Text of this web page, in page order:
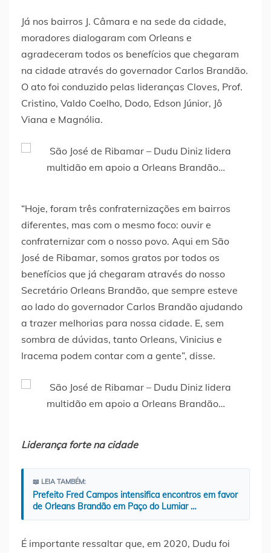
Já nos bairros J. Câmara e na sede da cidade,
moradores dialogaram com Orleans e
agradeceram todos os benefícios que chegaram
na cidade através do governador Carlos Brandão.
O ato foi conduzido pelas lideranças Cloves, Prof.
Cristino, Valdo Coelho, Dodo, Edson Júnior, Jô
Viana e Magnólia.
“Hoje, foram três confraternizações em bairros
diferentes, mas com o mesmo foco: ouvir e
confraternizar com o nosso povo. Aqui em São
José de Ribamar, somos gratos por todos os
benefícios que já chegaram através do nosso
Secretário Orleans Brandão, que sempre esteve
ao lado do governador Carlos Brandão ajudando
a trazer melhorias para nossa cidade. E, sem
sombra de dúvidas, tanto Orleans, Vinicius e
Iracema podem contar com a gente”, disse.
Liderança forte na cidade
📖 LEIA TAMBÉM:
Prefeito Fred Campos intensifica encontros em favor
de Orleans Brandão em Paço do Lumiar …
É importante ressaltar que, em 2020, Dudu foi